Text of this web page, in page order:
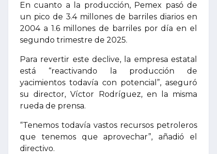
En cuanto a la producción, Pemex pasó de
un pico de 3.4 millones de barriles diarios en
2004 a 1.6 millones de barriles por día en el
segundo trimestre de 2025.
Para revertir este declive, la empresa estatal
está “reactivando la producción de
yacimientos todavía con potencial”, aseguró
su director, Víctor Rodríguez, en la misma
rueda de prensa.
“Tenemos todavía vastos recursos petroleros
que tenemos que aprovechar”, añadió el
directivo.